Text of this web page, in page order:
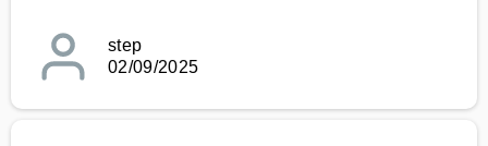
step
02/09/2025